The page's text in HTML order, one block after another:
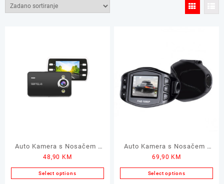
Auto Kamera s Nosačem i
Punjačem OEM 1080P
48,90 KM
Select options
Auto Kamera s Nosačem i
Punjačem SMARTWARES
1080P
69,90 KM
Select options